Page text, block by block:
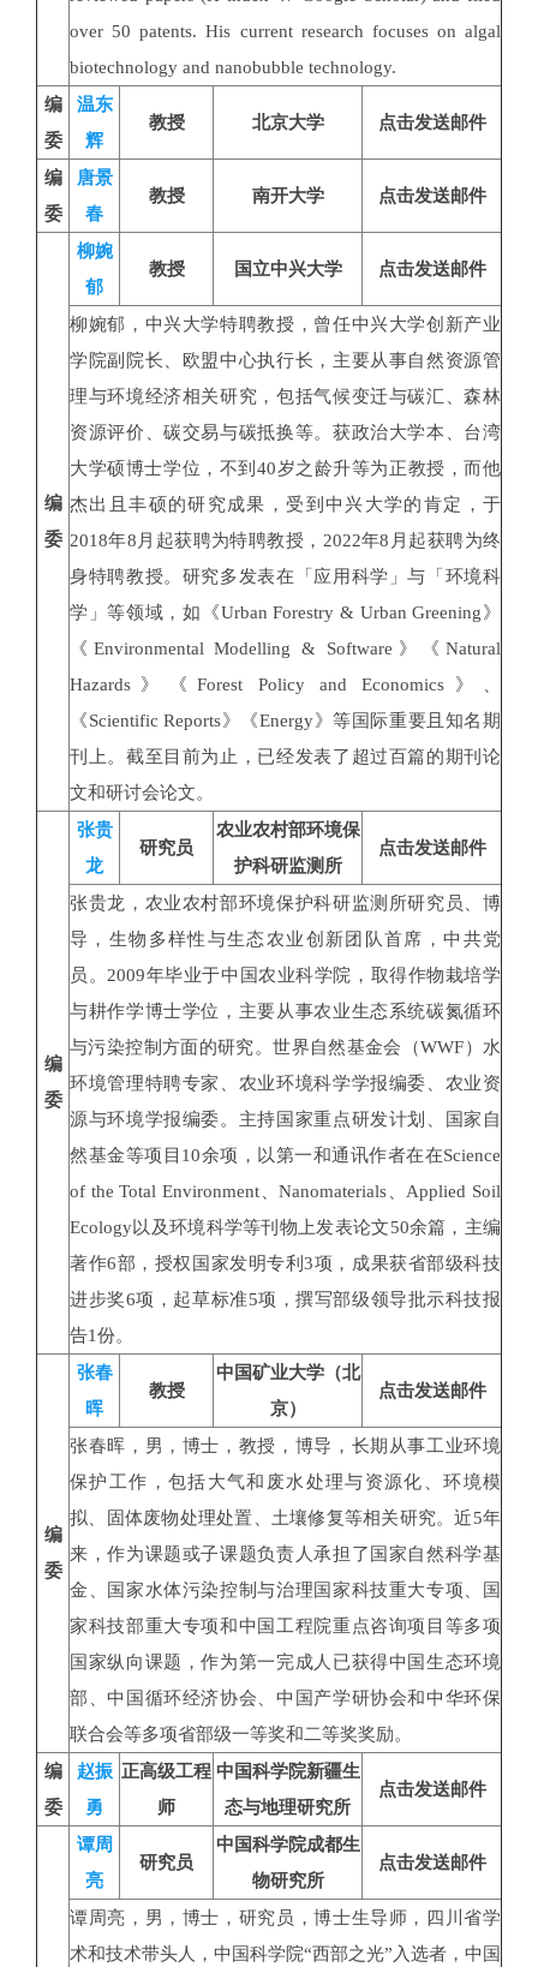
over 50 patents. His current research focuses on algal
biotechnology and nanobubble technology.
编
委
温东
辉
教授 北京大学 点击发送邮件
编
委
唐景
春
教授 南开大学 点击发送邮件
编
委
柳婉
郁
教授 国立中兴大学 点击发送邮件
柳婉郁，中兴大学特聘教授，曾任中兴大学创新产业
学院副院长、欧盟中心执行长，主要从事自然资源管
理与环境经济相关研究，包括气候变迁与碳汇、森林
资源评价、碳交易与碳抵换等。获政治大学本、台湾
大学硕博士学位，不到40岁之龄升等为正教授，而他
杰出且丰硕的研究成果，受到中兴大学的肯定，于
2018年8月起获聘为特聘教授，2022年8月起获聘为终
身特聘教授。研究多发表在「应用科学」与「环境科
学」等领域，如《Urban Forestry & Urban Greening》
《Environmental Modelling & Software》《Natural
Hazards》《Forest Policy and Economics》、
《Scientific Reports》《Energy》等国际重要且知名期
刊上。截至目前为止，已经发表了超过百篇的期刊论
文和研讨会论文。
编
委
张贵
龙
研究员
农业农村部环境保
护科研监测所
点击发送邮件
张贵龙，农业农村部环境保护科研监测所研究员、博
导，生物多样性与生态农业创新团队首席，中共党
员。2009年毕业于中国农业科学院，取得作物栽培学
与耕作学博士学位，主要从事农业生态系统碳氮循环
与污染控制方面的研究。世界自然基金会（WWF）水
环境管理特聘专家、农业环境科学学报编委、农业资
源与环境学报编委。主持国家重点研发计划、国家自
然基金等项目10余项，以第一和通讯作者在在Science
of the Total Environment、Nanomaterials、Applied Soil
Ecology以及环境科学等刊物上发表论文50余篇，主编
著作6部，授权国家发明专利3项，成果获省部级科技
进步奖6项，起草标准5项，撰写部级领导批示科技报
告1份。
编
委
张春
晖
教授
中国矿业大学（北
京）
点击发送邮件
张春晖，男，博士，教授，博导，长期从事工业环境
保护工作，包括大气和废水处理与资源化、环境模
拟、固体废物处理处置、土壤修复等相关研究。近5年
来，作为课题或子课题负责人承担了国家自然科学基
金、国家水体污染控制与治理国家科技重大专项、国
家科技部重大专项和中国工程院重点咨询项目等多项
国家纵向课题，作为第一完成人已获得中国生态环境
部、中国循环经济协会、中国产学研协会和中华环保
联合会等多项省部级一等奖和二等奖奖励。
编
委
赵振
勇
正高级工程
师
中国科学院新疆生
态与地理研究所
点击发送邮件
谭周
亮
研究员
中国科学院成都生
物研究所
点击发送邮件
谭周亮，男，博士，研究员，博士生导师，四川省学
术和技术带头人，中国科学院“西部之光”入选者，中国